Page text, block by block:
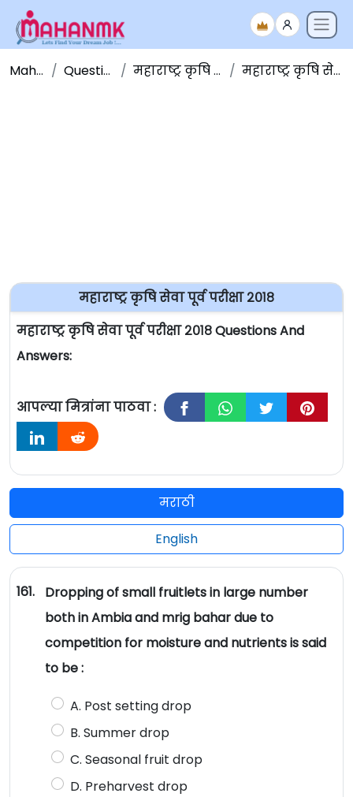
Maha NMK Question Papers महाराष्ट्र कृषि सेवा प्रश्नपत्रिका महाराष्ट्र कृषि सेवा पूर्व परीक्षा २०१८
महाराष्ट्र कृषि सेवा पूर्व परीक्षा २०१८
महाराष्ट्र कृषि सेवा पूर्व परीक्षा २०१८ Questions And
Answers:
आपल्या मित्रांना पाठवा :
मराठी
English
161.
Dropping of small fruitlets in large number
both in Ambia and mrig bahar due to
competition for moisture and nutrients is said
to be :
A. Post setting drop
B. Summer drop
C. Seasonal fruit drop
D. Preharvest drop